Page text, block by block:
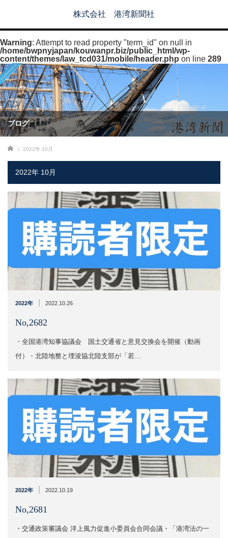
株式会社 港湾新聞社
Warning: Attempt to read property "term_id" on null in
/home/bwpnyjapan/kouwanpr.biz/public_html/wp-
content/themes/law_tcd031/mobile/header.php on line 289
ブログ
ホーム 2022年 10月
2022年 10月
2022年 2022.10.26
No,2682
・全国港湾知事協議会 国土交通省と意見交換会を開催（動画
付）・北陸地整と埋浚協北陸支部が​​「若…
2022年 2022.10.19
No,2681
・交通政策審議会 洋上風力促進小委員会合同会議​​・「港湾法の一